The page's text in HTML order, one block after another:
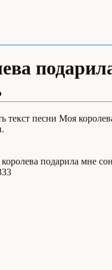
текст песни Моя
подарила мне сон